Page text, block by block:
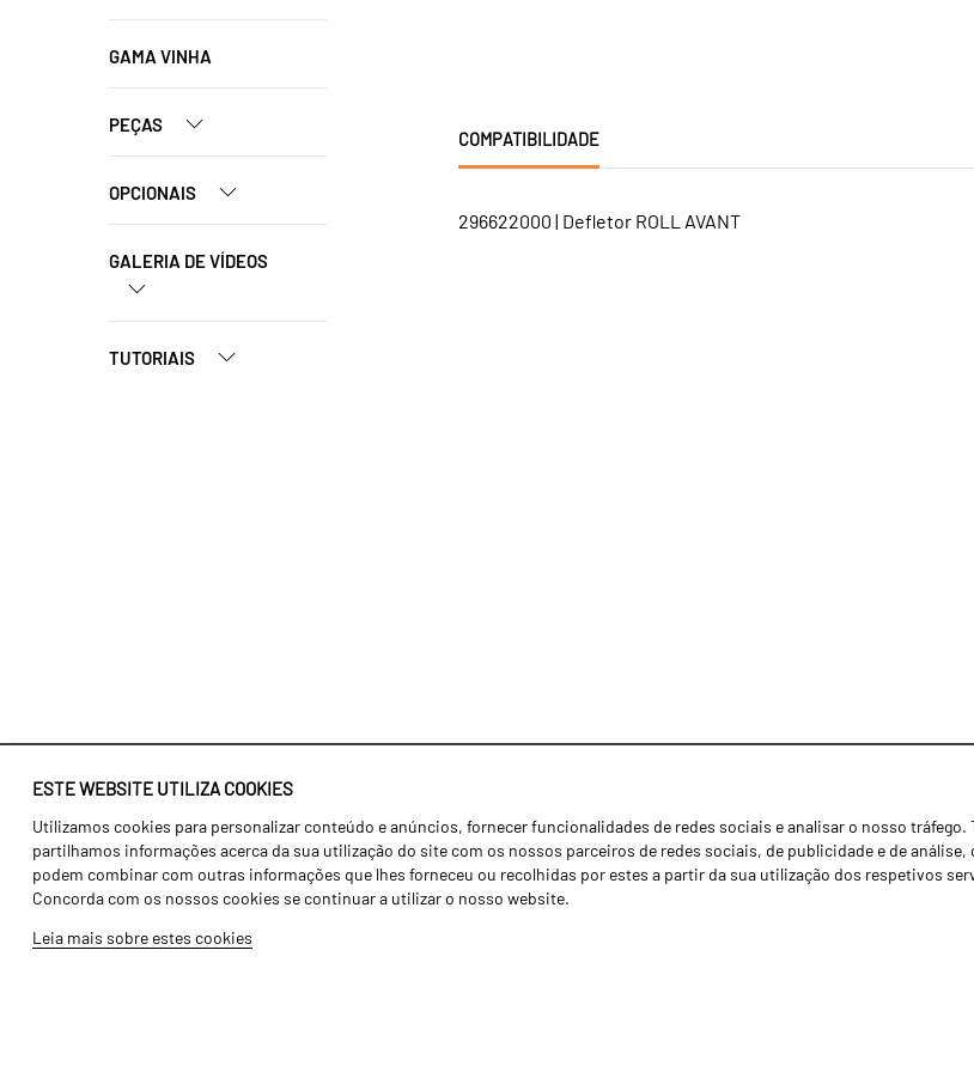
ESTE WEBSITE UTILIZA COOKIES
Utilizamos cookies para personalizar conteúdo e anúncios, fornecer funcionalidades de redes sociais e analisar o nosso tráfego.
partilhamos informações acerca da sua utilização do site com os nossos parceiros de redes sociais, de publicidade e de análise,
podem combinar com outras informações que lhes forneceu ou recolhidas por estes a partir da sua utilização dos respetivos
Concorda com os nossos cookies se continuar a utilizar o nosso website.
Leia mais sobre estes cookies
GAMA VINHA
PEÇAS
OPCIONAIS
GALERIA DE VÍDEOS
TUTORIAIS
COMPATIBILIDADE
296622000 | Defletor ROLL AVANT
Identidade
História
Fábrica / Produção
Recursos Humanos
Agricultura
Transportes
Gama Floresta
Notícias
Concessionários